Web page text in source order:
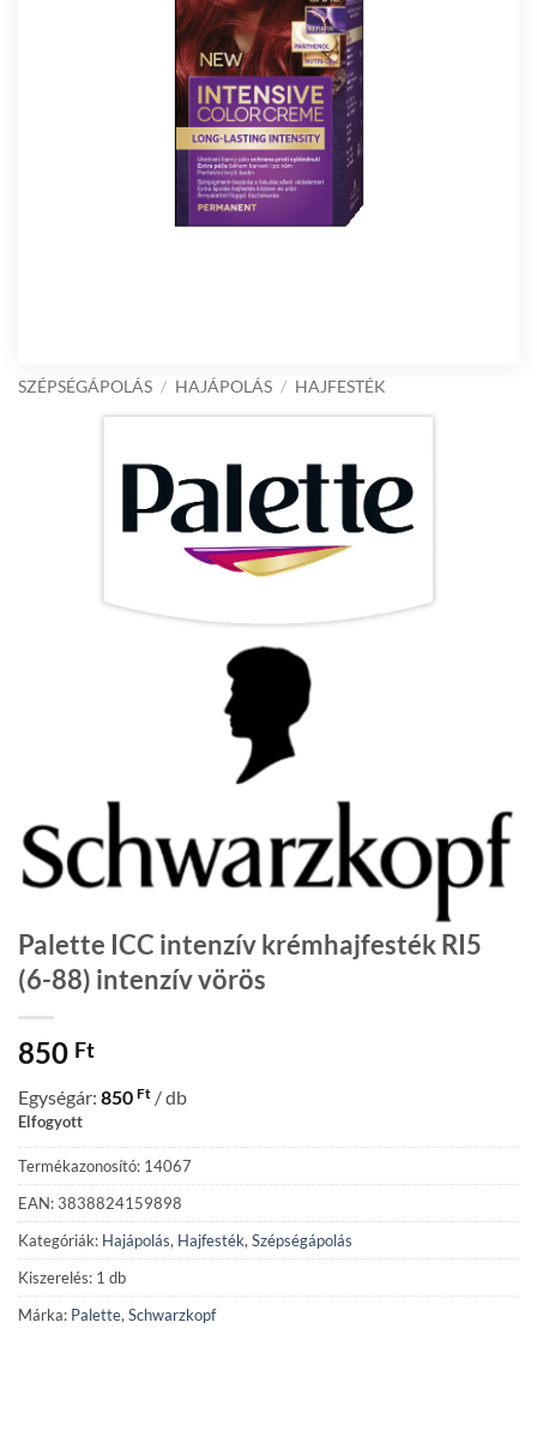
SZÉPSÉGÁPOLÁS / HAJÁPOLÁS / HAJFESTÉK
Palette ICC intenzív krémhajfesték RI5
(6-88) intenzív vörös
850 Ft
Egységár: 850 Ft / db
Elfogyott
Termékazonosító: 14067
EAN: 3838824159898
Kategóriák: Hajápolás, Hajfesték, Szépségápolás
Kiszerelés: 1 db
Márka: Palette, Schwarzkopf